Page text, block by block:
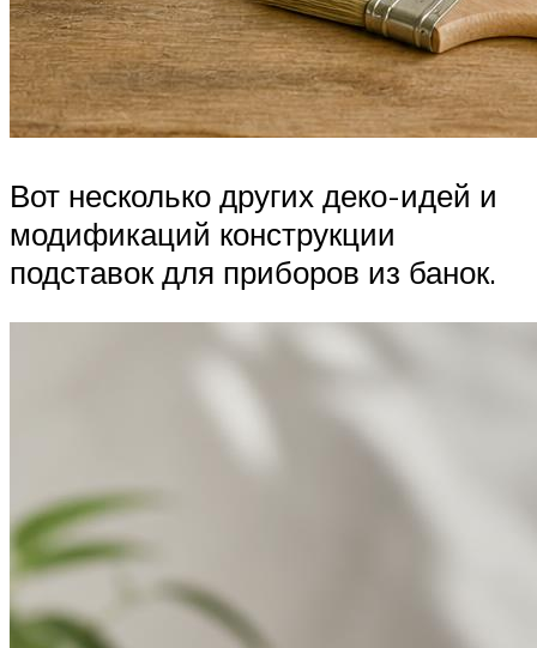
Вот несколько других деко-идей и
модификаций конструкции
подставок для приборов из банок.